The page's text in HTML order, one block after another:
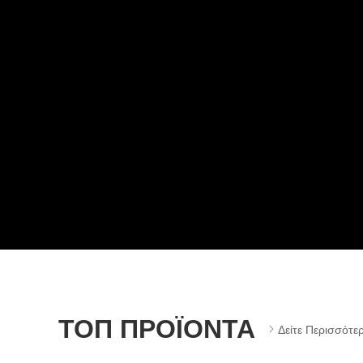
ΤΟΠ ΠΡΟΪΌΝΤΑ Δείτε